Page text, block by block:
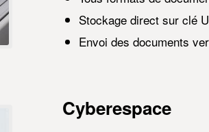
Stockage direct sur clé
Envoi des documents
Cyberespace